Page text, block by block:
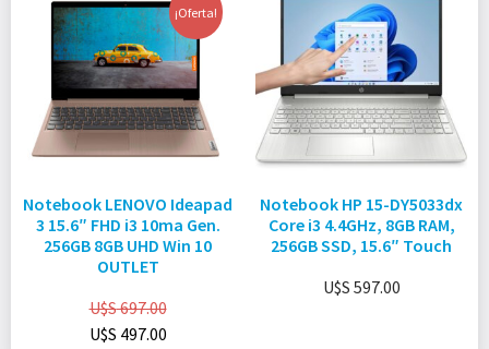
¡Oferta!
Notebook LENOVO Ideapad
3 15.6″ FHD i3 10ma Gen.
256GB 8GB UHD Win 10
OUTLET
U$S697.00
U$S 497.00
Notebook HP 15-DY5033dx
Core i3 4.4GHz, 8GB RAM,
256GB SSD, 15.6″ Touch
U$S 597.00